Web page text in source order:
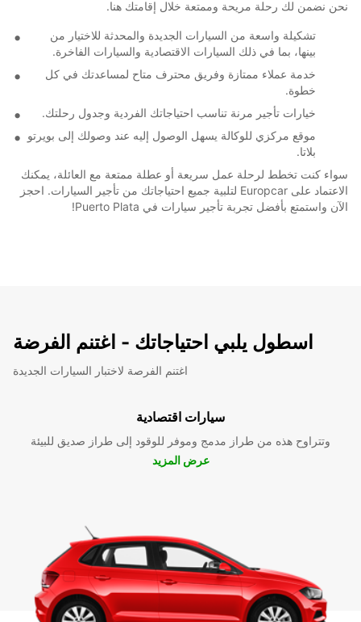
نحن نضمن لك رحلة مريحة وممتعة خلال إقامتك هنا.
تشكيلة واسعة من السيارات الجديدة والمحدثة للاختيار من
بينها، بما في ذلك السيارات الاقتصادية والسيارات الفاخرة.
خدمة عملاء ممتازة وفريق محترف متاح لمساعدتك في كل
خطوة.
خيارات تأجير مرنة تناسب احتياجاتك الفردية وجدول رحلتك.
موقع مركزي للوكالة يسهل الوصول إليه عند وصولك إلى بويرتو
بلاتا.
سواء كنت تخطط لرحلة عمل سريعة أو عطلة ممتعة مع العائلة، يمكنك
الاعتماد على Europcar لتلبية جميع احتياجاتك من تأجير السيارات. احجز
الآن واستمتع بأفضل تجربة تأجير سيارات في Puerto Plata!
اسطول يلبي احتياجاتك - اغتنم الفرضة
اغتنم الفرصة لاختبار السيارات الجديدة
سيارات اقتصادية
وتتراوح هذه من طراز مدمج وموفر للوقود إلى طراز صديق للبيئة
عرض المزيد